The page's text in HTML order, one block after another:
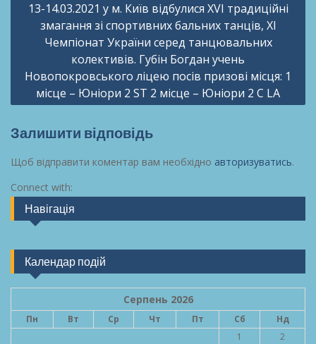
13-14.03.2021 у м. Київ відбулися XVI традиційні
змагання зі спортивних бальних танців, ХІ
Чемпіонат України серед танцювальних
колективів. Губін Богдан учень
Новопокровського ліцею посів призові місця: 1
місце – Юніори 2 ST 2 місце – Юніори 2 C LA
Залишити відповідь
Щоб відправити коментар вам необхідно авторизуватись.
Connect with:
Навігація
Календар подій
Серпень 2026
Пн Вт Ср Чт Пт Сб
Нд
1
2